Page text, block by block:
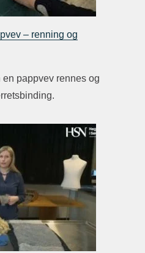
– renning og
pappvev rennes og